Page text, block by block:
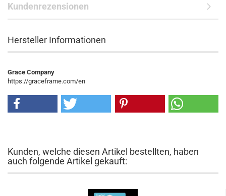
Kundenrezensionen
Hersteller Informationen
Grace Company
https://graceframe.com/en
Kunden, welche diesen Artikel bestellten, haben
auch folgende Artikel gekauft: